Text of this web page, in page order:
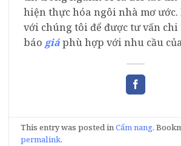
hiện thực hóa ngôi nhà mơ ước.
với chúng tôi để được tư vấn
báo giáphù hợp với nhu cầu
This entry was posted inCẩm nang.
permalink.